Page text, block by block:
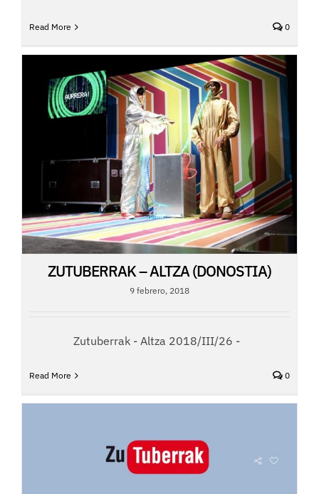
Read More 0
ZUTUBERRAK – ALTZA (DONOSTIA)
9 febrero, 2018
Zutuberrak - Altza 2018/III/26 -
Read More 0